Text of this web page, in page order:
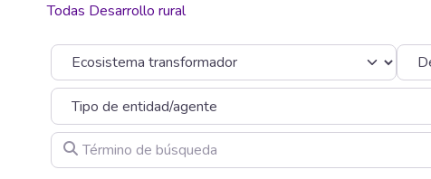
Todas Desarrollo rural
Seleccionar el formulario de búsqueda
Término de búsqueda